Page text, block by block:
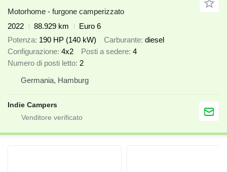
Motorhome - furgone camperizzato
2022
88.929 km
Euro 6
Potenza 190 HP (140 kW) Carburante diesel
Configurazione 4x2 Posti a sedere 4
Numero di posti letto 2
Germania, Hamburg
Indie Campers